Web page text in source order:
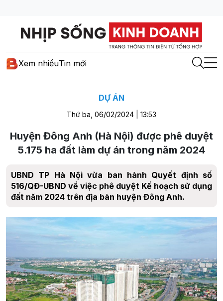
Xem nhiềuTin mới
DỰ ÁN
Thứ ba, 06/02/2024 | 13:53
Huyện Đông Anh (Hà Nội) được phê duyệt
5.175 ha đất làm dự án trong năm 2024
UBND TP Hà Nội vừa ban hành Quyết định số
516/QĐ-UBND về việc phê duyệt Kế hoạch sử dụng
đất năm 2024 trên địa bàn huyện Đông Anh.